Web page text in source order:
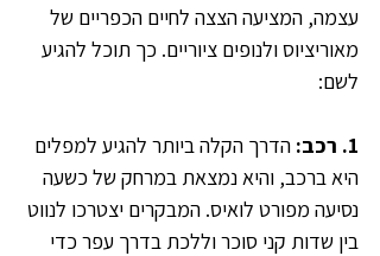
עצמה, המציעה הצצה לחיים הכפריים של
מאוריציוס ולנופים ציוריים. כך תוכל להגיע
לשם:
1. רכב:
הדרך הקלה ביותר להגיע למפלים
היא ברכב, והיא נמצאת במרחק של כשעה
נסיעה מפורט לואיס. המבקרים יצטרכו לנווט
בין שדות קני סוכר וללכת בדרך עפר כדי